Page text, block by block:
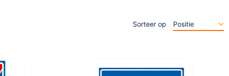
Sorteer op